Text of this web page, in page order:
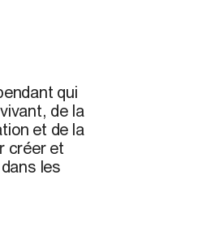
qui
de la
et de la
créer et
les